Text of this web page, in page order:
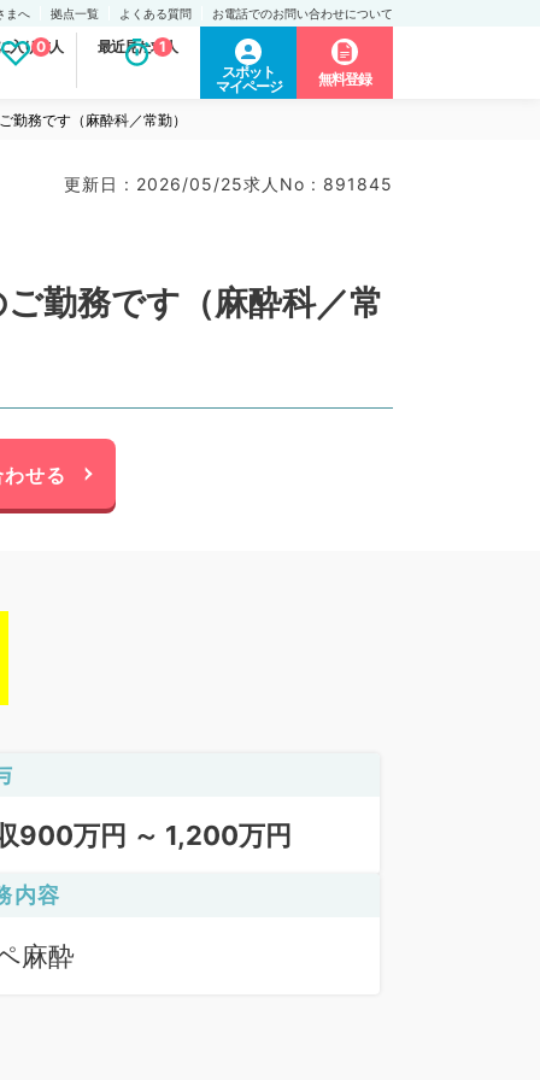
まへ 拠点一覧 よくある質問 お電話でのお問い合わせについて
入り求人
0 最近見た求人
1
スポット
マイページ
無料登録
務です（麻酔科／常勤）
更新日 : 2026/05/25求人No : 891845
勤務です（麻酔科／常
せる
900万円 ～ 1,200万円
内容
麻酔